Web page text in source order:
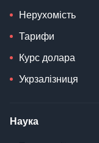
Нерухомість
Тарифи
Курс долара
Укрзалізниця
Наука